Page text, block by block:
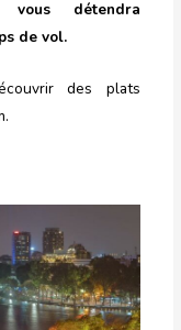
détendra
de vol.
des plats